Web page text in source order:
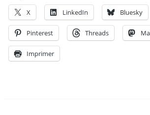
X LinkedIn Bluesky
Pinterest Threads
Imprimer